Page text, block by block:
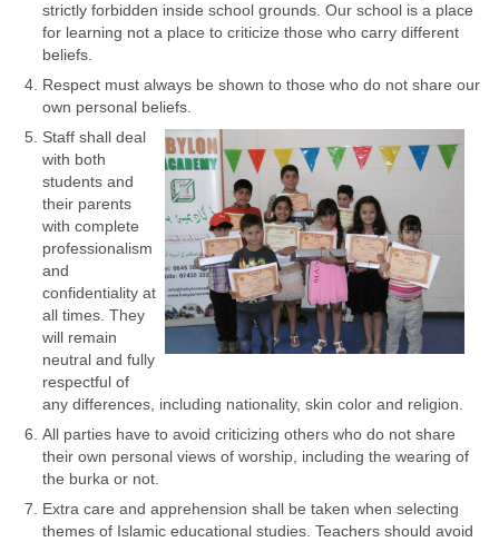
strictly forbidden inside school grounds. Our school is a place
for learning not a place to criticize those who carry different
beliefs.
Respect must always be shown to those who do not share our
own personal beliefs.
Staff shall deal
with both
students and
their parents
with complete
professionalism
and
confidentiality at
all times. They
will remain
neutral and fully
respectful of
any differences, including nationality, skin color and religion.
All parties have to avoid criticizing others who do not share
their own personal views of worship, including the wearing of
the burka or not.
Extra care and apprehension shall be taken when selecting
themes of Islamic educational studies. Teachers should avoid